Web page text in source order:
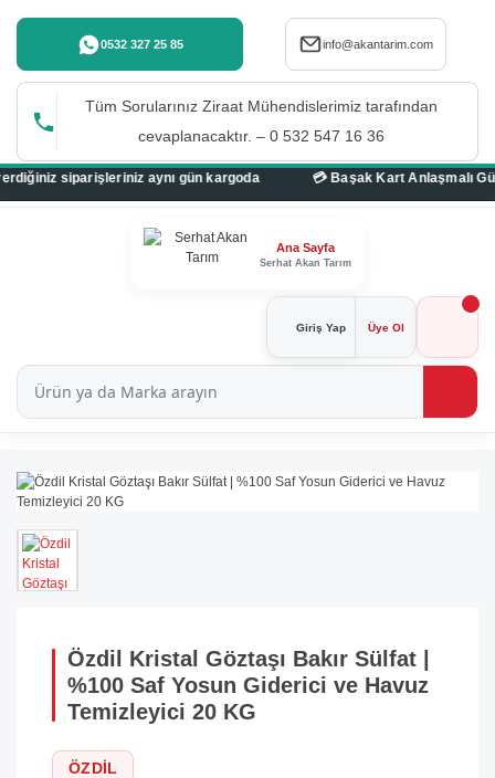
0532 327 25 85 info@akantarim.com
Tüm Sorularınız Ziraat Mühendislerimiz tarafından
cevaplanacaktır. – 0 532 547 16 36
aynı gün kargoda
Ana Sayfa
Serhat Akan Tarım
Giriş Yap Üye Ol
Özdil Kristal Göztaşı Bakır Sülfat |
%100 Saf Yosun Giderici ve Havuz
Temizleyici 20 KG
ÖZDİL